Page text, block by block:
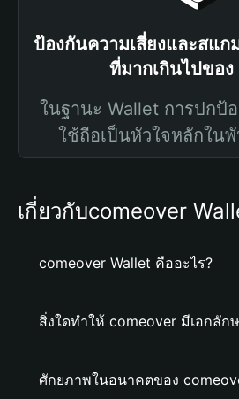
ป้องกันความเสี่ยงและสแ
ที่มากเกินไปของ
ในฐานะ Wallet การปกป้
ใช้ถือเป็นหัวใจหลักใน
เกี่ยวกับcomeover
comeover Wallet คืออะไร?
สิ่งใดทำให้ comeover มีเอกลัก
ศักยภาพในอนาคตของ